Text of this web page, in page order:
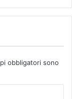
obbligatori sono